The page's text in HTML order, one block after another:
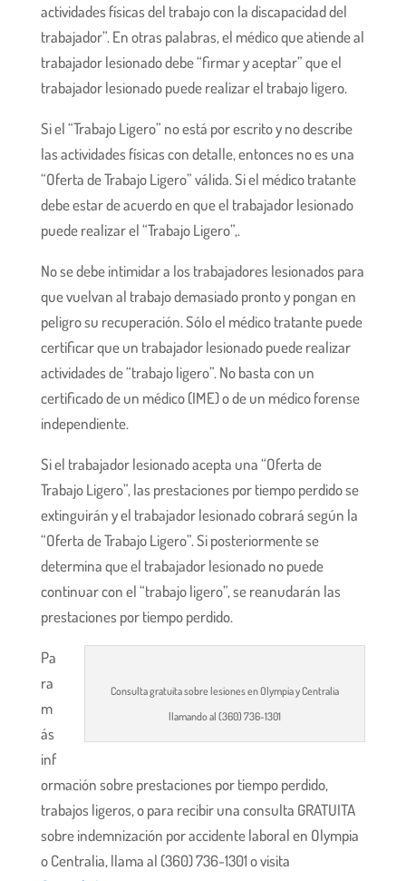
actividades físicas del trabajo con la discapacidad del
trabajador”. En otras palabras, el médico que atiende al
trabajador lesionado debe “firmar y aceptar” que el
trabajador lesionado puede realizar el trabajo ligero.
Si el “Trabajo Ligero” no está por escrito y no describe
las actividades físicas con detalle, entonces no es una
“Oferta de Trabajo Ligero” válida. Si el médico tratante
debe estar de acuerdo en que el trabajador lesionado
puede realizar el “Trabajo Ligero”,.
No se debe intimidar a los trabajadores lesionados para
que vuelvan al trabajo demasiado pronto y pongan en
peligro su recuperación. Sólo el médico tratante puede
certificar que un trabajador lesionado puede realizar
actividades de “trabajo ligero”. No basta con un
certificado de un médico (IME) o de un médico forense
independiente.
Si el trabajador lesionado acepta una “Oferta de
Trabajo Ligero”, las prestaciones por tiempo perdido se
extinguirán y el trabajador lesionado cobrará según la
“Oferta de Trabajo Ligero”. Si posteriormente se
determina que el trabajador lesionado no puede
continuar con el “trabajo ligero”, se reanudarán las
prestaciones por tiempo perdido.
Consulta gratuita sobre lesiones en Olympia y Centralia
llamando al (360) 736-1301
Pa
ra
m
ás
inf
ormación sobre prestaciones por tiempo perdido,
trabajos ligeros, o para recibir una consulta GRATUITA
sobre indemnización por accidente laboral en Olympia
o Centralia, llama al (360) 736-1301 o visita